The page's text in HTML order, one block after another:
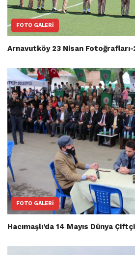
FOTO GALERI
Arnavutköy 23 Nisan Fotoğrafları-
FOTO GALERI
Hacımaşlı’da 14 Mayıs Dünya